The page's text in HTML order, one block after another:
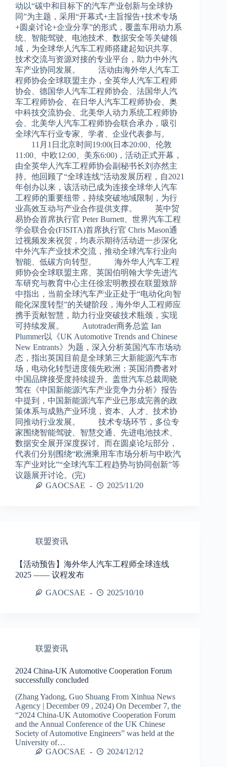
动以“碳中和目标下的汽车产业创新与全球协
同”为主题，采用“开幕式+主旨报告+技术专场
+圆桌讨论+企业分享”的形式，覆盖车用动力系
统、智能驾驶、电池技术、数据安全等关键领
域，为全球华人汽车工程师搭建起知识共享、
技术交流与资源对接的专业平台，助力中外汽
车产业协同发展。 活动由海外华人汽车工
程师协会全球联盟主办，全英华人汽车工程师
协会、德国华人汽车工程师协会、法国华人汽
车工程师协会、在日华人汽车工程师协会、奥
中科技交流协会、北美华人动力系统工程师协
会、北美华人汽车工程师协会联合承办，吸引
全球汽车行业专家、学者、企业代表参与。
11月1日北京时间19:00(日本20:00、伦敦
11:00、中欧12:00、美东6:00)，活动正式开幕，
由全英华人汽车工程师协会副秘书长刘亦然主
持。他回顾了“全球连线”活动发展历程，自2021
年创办以来，该活动已成为连接全球华人汽车
工程师的重要纽带，持续突破地域限制，为行
业高效互动与产业合作提供支撑。 英中贸
易协会首席执行官 Peter Burnett、世界汽车工程
学会联合会(FISITA)首席执行官 Chris Mason通
过视频发来祝贺，均表示期待活动进一步深化
中外汽车产业技术交流，推动全球汽车行业向
智能、低碳方向转型。 海外华人汽车工程
师协会全球联盟主席、英国伯明翰大学先进汽
车研究与教育中心主任徐宏明教授在联盟致辞
中指出，当前全球汽车产业正处于“电动化向智
能化深度转型”的关键阶段，海外华人工程师应
携手贡献智慧，助力行业突破技术瓶颈，实现
可持续发展。 Autotrader商务总监 Ian
Plummer以《UK Automotive Trends and Chinese
New Entrants》为题，深入分析英国汽车市场动
态，指出英国目前是全球第三大新能源汽车市
场，电动化转型进度领先欧洲；英国消费者对
中国品牌接受度持续提升。盖世汽车总裁周晓
莺在《中国新能源汽车产业竞争力分析》报告
中提到，中国新能源汽车产业已形成完善的政
策体系与成熟产业环境，资本、人才、技术协
同推动行业发展。 技术专场环节，多位专
家围绕智能驾驶、智慧交通、先进电池技术、
数据安全展开深度探讨。而在圆桌论坛部分，
代表们分别围绕“欧洲乘用车市场分析与中欧汽
车产业对比”“全球汽车工程趋势与协同创新”等
议题展开讨论。(完)
GAOCSAE
2025/11/20
联盟资讯
【活动预告】海外华人汽车工程师全球连线
2025 —— 议程发布
GAOCSAE 2025/10/10
联盟资讯
2024 China-UK Automotive Cooperation Forum
successfully concluded
(Zhang Yadong, Guo Shuang From Xinhua News
Agency | December 09 , 2024) On December 7, the
“2024 China-UK Automotive Cooperation Forum
and the Annual Conference of the UK Chinese
Society of Automotive Engineers” was held at the
University of…
GAOCSAE
2024/12/12